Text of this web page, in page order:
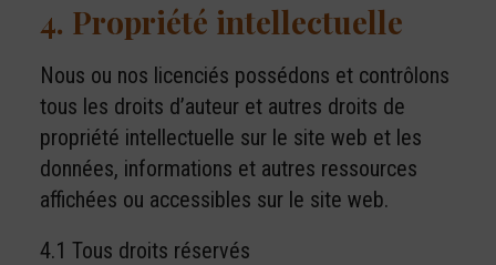
4. Propriété intellectuelle
Nous ou nos licenciés possédons et contrôlons
tous les droits d’auteur et autres droits de
propriété intellectuelle sur le site web et les
données, informations et autres ressources
affichées ou accessibles sur le site web.
4.1 Tous droits réservés